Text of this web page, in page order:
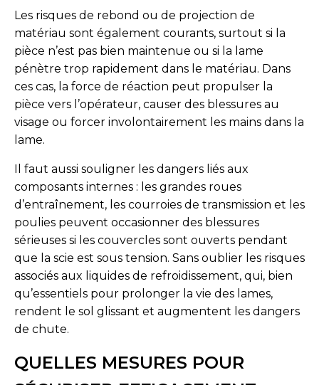
Les risques de rebond ou de projection de
matériau sont également courants, surtout si la
pièce n’est pas bien maintenue ou si la lame
pénètre trop rapidement dans le matériau. Dans
ces cas, la force de réaction peut propulser la
pièce vers l’opérateur, causer des blessures au
visage ou forcer involontairement les mains dans la
lame.
Il faut aussi souligner les dangers liés aux
composants internes : les grandes roues
d’entraînement, les courroies de transmission et les
poulies peuvent occasionner des blessures
sérieuses si les couvercles sont ouverts pendant
que la scie est sous tension. Sans oublier les risques
associés aux liquides de refroidissement, qui, bien
qu’essentiels pour prolonger la vie des lames,
rendent le sol glissant et augmentent les dangers
de chute.
QUELLES MESURES POUR